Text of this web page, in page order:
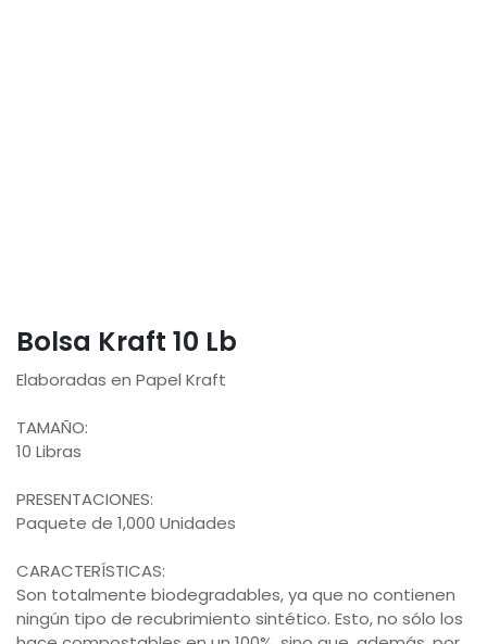
Bolsa Kraft 10 Lb
Elaboradas en Papel Kraft
TAMAÑO:
10 Libras
PRESENTACIONES:
Paquete de 1,000 Unidades
CARACTERÍSTICAS:
Son totalmente biodegradables, ya que no contienen
ningún tipo de recubrimiento sintético. Esto, no sólo los